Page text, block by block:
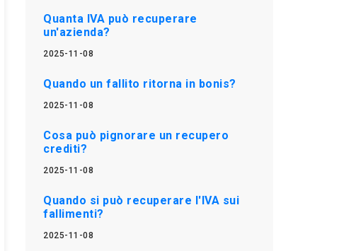
Quanta IVA può recuperare
un'azienda?
2025-11-08
Quando un fallito ritorna in bonis?
2025-11-08
Cosa può pignorare un recupero
crediti?
2025-11-08
Quando si può recuperare l'IVA sui
fallimenti?
2025-11-08